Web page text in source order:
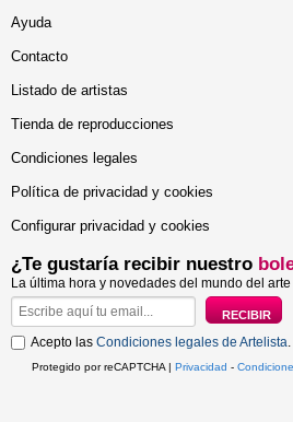
Ayuda
Contacto
Listado de artistas
Tienda de reproducciones
Condiciones legales
Política de privacidad y cookies
Configurar privacidad y cookies
¿Te gustaría recibir nuestro
La última hora y novedades del mundo del
Acepto las Condiciones legales de Artelista.
Protegido por reCAPTCHA | Privacidad -